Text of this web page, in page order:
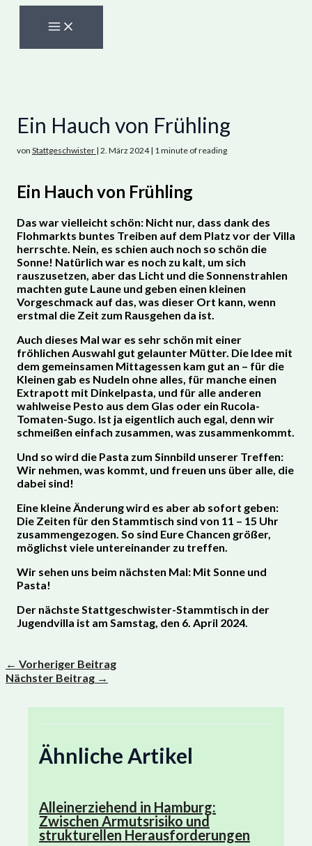
Ein Hauch von Frühling
von Stattgeschwister | 2. März 2024| 1 minute of reading
Ein Hauch von Frühling
Das war vielleicht schön: Nicht nur, dass dank des
Flohmarkts buntes Treiben auf dem Platz vor der Villa
herrschte. Nein, es schien auch noch so schön die
Sonne! Natürlich war es noch zu kalt, um sich
rauszusetzen, aber das Licht und die Sonnenstrahlen
machten gute Laune und geben einen kleinen
Vorgeschmack auf das, was dieser Ort kann, wenn
erstmal die Zeit zum Rausgehen da ist.
Auch dieses Mal war es sehr schön mit einer
fröhlichen Auswahl gut gelaunter Mütter. Die Idee mit
dem gemeinsamen Mittagessen kam gut an – für die
Kleinen gab es Nudeln ohne alles, für manche einen
Extrapott mit Dinkelpasta, und für alle anderen
wahlweise Pesto aus dem Glas oder ein Rucola-
Tomaten-Sugo. Ist ja eigentlich auch egal, denn wir
schmeißen einfach zusammen, was zusammenkommt.
Und so wird die Pasta zum Sinnbild unserer Treffen:
Wir nehmen, was kommt, und freuen uns über alle, die
dabei sind!
Eine kleine Änderung wird es aber ab sofort geben:
Die Zeiten für den Stammtisch sind von 11 – 15 Uhr
zusammengezogen. So sind Eure Chancen größer,
möglichst viele untereinander zu treffen.
Wir sehen uns beim nächsten Mal: Mit Sonne und
Pasta!
Der nächste Stattgeschwister-Stammtisch in der
Jugendvilla ist am Samstag, den 6. April 2024.
← Vorheriger Beitrag
Nächster Beitrag →
Ähnliche Artikel
Alleinerziehend in Hamburg:
Zwischen Armutsrisiko und
strukturellen Herausforderungen